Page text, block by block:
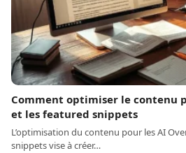
Comment optimiser le contenu
et les featured snippets
L’optimisation du contenu pour les AI
snippets vise à créer…